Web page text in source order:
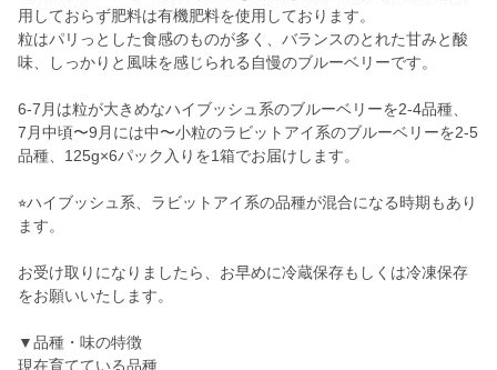
用しておらず肥料は有機肥料を使用しております。
粒はパリっとした食感のものが多く、バランスのとれた甘みと酸
味、しっかりと風味を感じられる自慢のブルーベリーです。
6-7月は粒が大きめなハイブッシュ系のブルーベリーを2-4品種、
7月中頃〜9月には中〜小粒のラビットアイ系のブルーベリーを2-5
品種、125g×6パック入りを1箱でお届けします。
⭐︎ハイブッシュ系、ラビットアイ系の品種が混合になる時期もあり
ます。
お受け取りになりましたら、お早めに冷蔵保存もしくは冷凍保存
をお願いいたします。
▼品種・味の特徴
現在育てている品種